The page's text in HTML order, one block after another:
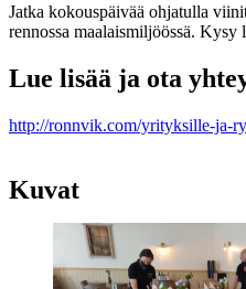
Jatka kokouspäivää ohjatulla
rennossa maalaismiljöössä. Kysy
Lue lisää ja ota
http://ronnvik.com/yrityksille-ja-
Kuvat